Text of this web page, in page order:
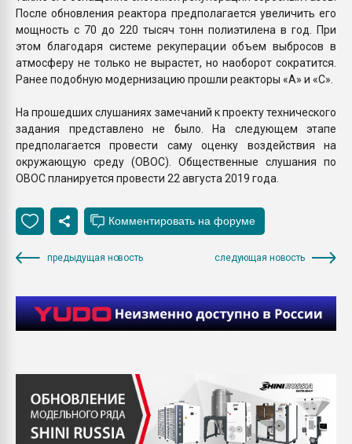
После обновления реактора предполагается увеличить его
мощность с 70 до 220 тысяч тонн полиэтилена в год. При
этом благодаря системе рекуперации объем выбросов в
атмосферу не только не вырастет, но наоборот сократится.
Ранее подобную модернизацию прошли реакторы «А» и «С».
На прошедших слушаниях замечаний к проекту технического
задания представлено не было. На следующем этапе
предполагается провести саму оценку воздействия на
окружающую среду (ОВОС). Общественные слушания по
ОВОС планируется провести 22 августа 2019 года.
предыдущая новость следующая новость